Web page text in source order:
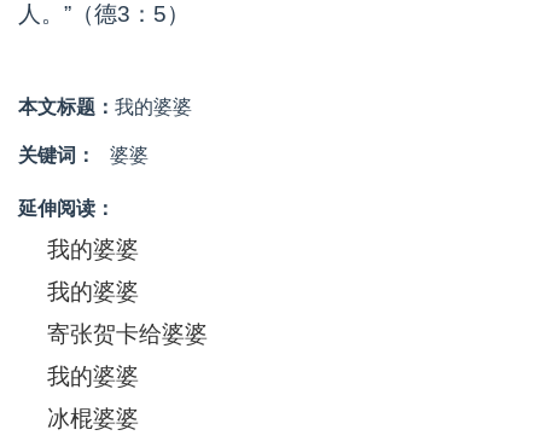
人。”（德3：5）
本文标题： 我的婆婆
关键词： 婆婆
延伸阅读：
我的婆婆
我的婆婆
寄张贺卡给婆婆
我的婆婆
冰棍婆婆